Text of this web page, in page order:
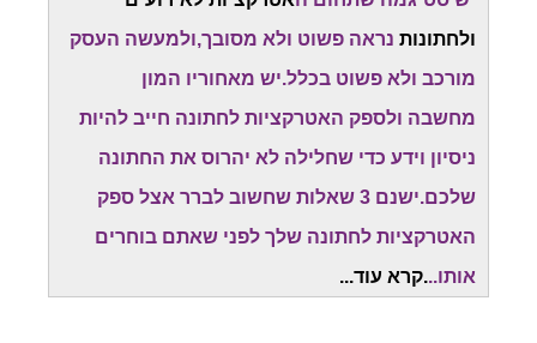
ולחתונות נראה פשוט ולא מסובך,ולמעשה העסק
מורכב ולא פשוט בכלל.יש מאחוריו המון
מחשבה ולספק האטרקציות לחתונה חייב להיות
ניסיון וידע כדי שחלילה לא יהרוס את החתונה
שלכם.
ישנם 3 שאלות שחשוב לברר אצל ספק
האטרקציות לחתונה שלך לפני שאתם בוחרים
אותו...קרא עוד...